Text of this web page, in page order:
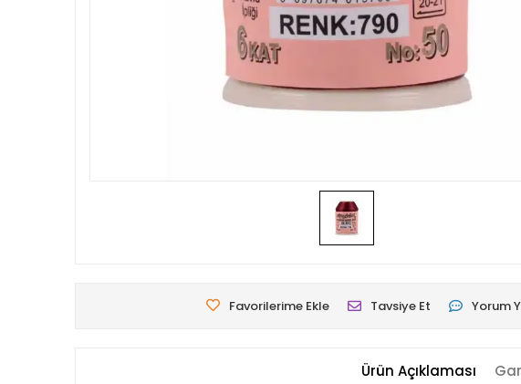
Favorilerime Ekle Tavsiye Et Yorum
Ürün Açıklaması